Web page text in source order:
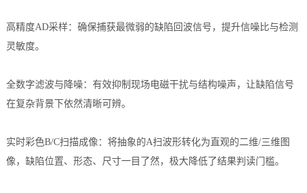
森
高精度AD采样：确保捕获最微弱的缺陷回波信号，提升信噪比与检测
灵敏度。
全数字滤波与降噪：有效抑制现场电磁干扰与结构噪声，让缺陷信号
在复杂背景下依然清晰可辨。
实时彩色B/C扫描成像：将抽象的A扫波形转化为直观的二维/三维图
像，缺陷位置、形态、尺寸一目了然，极大降低了结果判读门槛。